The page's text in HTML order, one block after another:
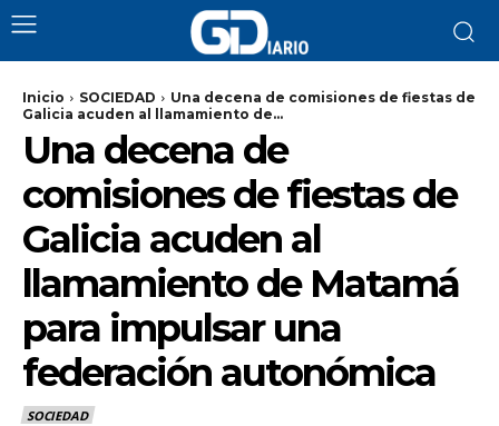
Inicio SOCIEDAD
Una decena de comisiones de fiestas de
Galicia acuden al llamamiento de...
Una decena de
comisiones de fiestas de
Galicia acuden al
llamamiento de Matamá
para impulsar una
federación autonómica
SOCIEDAD